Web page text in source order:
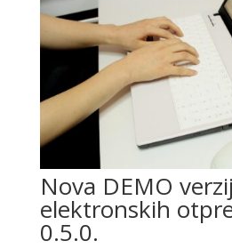
Nova DEMO
elektronskih
0.5.0.